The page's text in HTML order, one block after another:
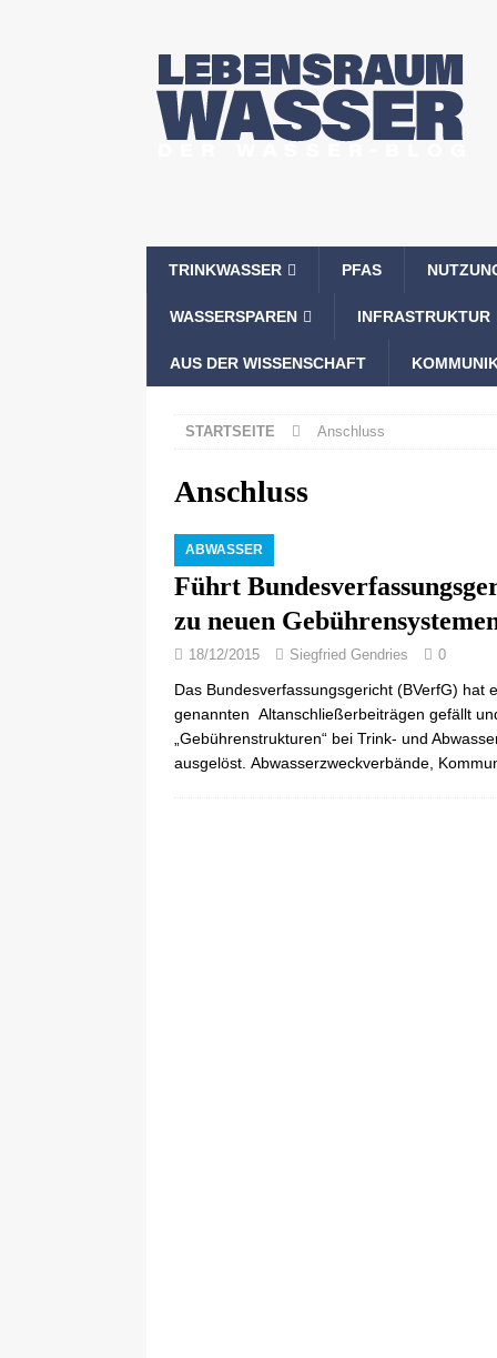
TRINKWASSER PFAS
WASSERSPAREN INFRASTRUKTUR
AUS DER WISSENSCHAFT
STARTSEITE Anschluss
Anschluss
ABWASSER
Führt
zu neuen
18/12/2015 Siegfried Gendries 0
Das Bundesverfassungsgericht (BVerfG) hat
genannten Altanschließerbeiträgen gefällt
„Gebührenstrukturen“ bei Trink- und
ausgelöst. Abwasserzweckverbände,